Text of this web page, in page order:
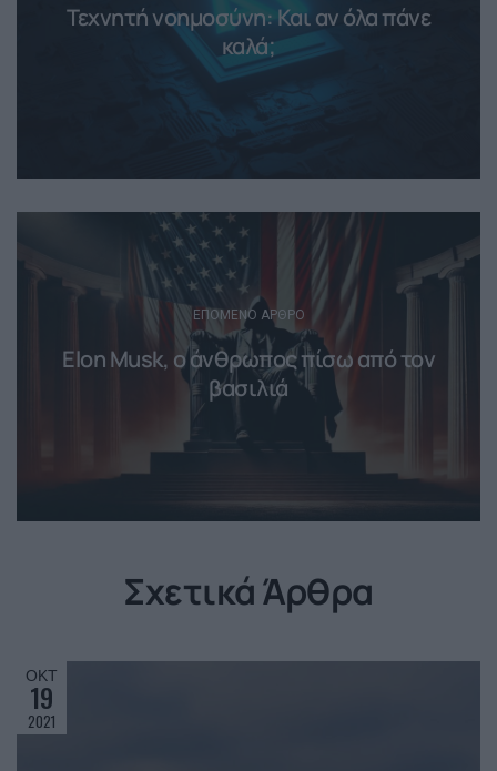
Τεχνητή νοημοσύνη: Και αν όλα πάνε
καλά;
ΕΠΌΜΕΝΟ ΆΡΘΡΟ
Elon Musk, ο άνθρωπος πίσω από τον
βασιλιά
Σχετικά Άρθρα
ΟΚΤ
19
2021